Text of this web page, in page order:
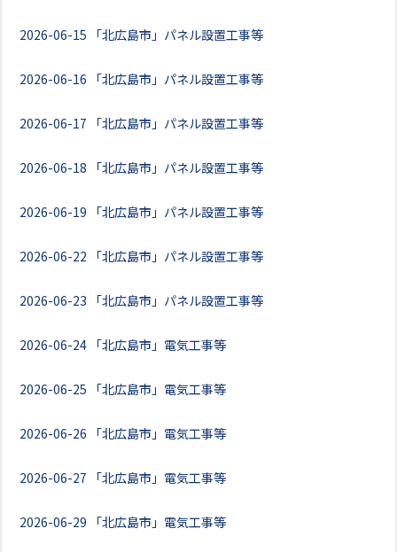
2026-06-15 「北広島市」パネル設置工事等
2026-06-16 「北広島市」パネル設置工事等
2026-06-17 「北広島市」パネル設置工事等
2026-06-18 「北広島市」パネル設置工事等
2026-06-19 「北広島市」パネル設置工事等
2026-06-22 「北広島市」パネル設置工事等
2026-06-23 「北広島市」パネル設置工事等
2026-06-24 「北広島市」電気工事等
2026-06-25 「北広島市」電気工事等
2026-06-26 「北広島市」電気工事等
2026-06-27 「北広島市」電気工事等
2026-06-29 「北広島市」電気工事等